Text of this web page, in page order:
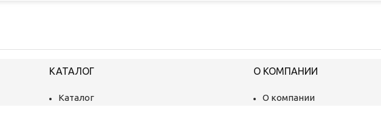
КАТАЛОГ
Каталог
О КОМПАНИИ
О компании